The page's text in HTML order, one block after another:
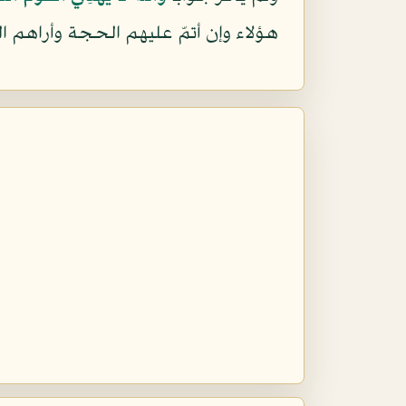
هؤلاء وإن أتمّ عليهم الحجة وأراهم